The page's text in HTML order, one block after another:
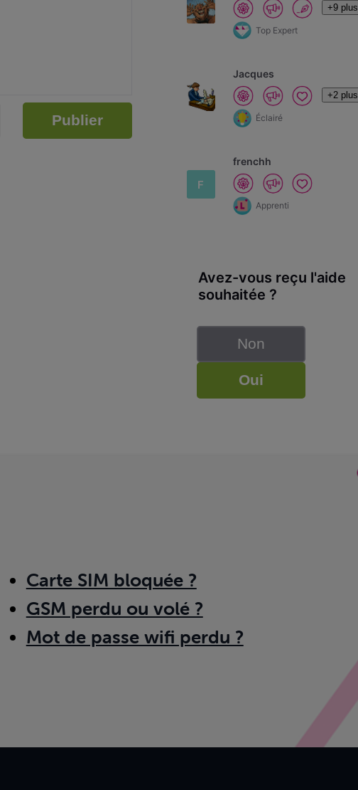
Publier
+9 plus
Top Expert
Jacques
+2 plus
Éclairé
F
frenchh
Apprenti
Avez-vous reçu l'aide
souhaitée ?
Non
Oui
Carte SIM bloquée ?
GSM perdu ou volé ?
Mot de passe wifi perdu ?